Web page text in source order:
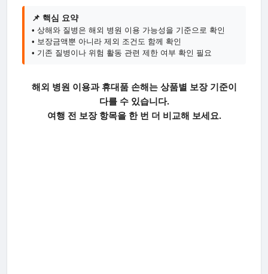
📌 핵심 요약
• 상해와 질병은 해외 병원 이용 가능성을 기준으로 확인
• 보장금액뿐 아니라 제외 조건도 함께 확인
• 기존 질병이나 위험 활동 관련 제한 여부 확인 필요
해외 병원 이용과 휴대품 손해는 상품별 보장 기준이
다를 수 있습니다.
여행 전 보장 항목을 한 번 더 비교해 보세요.